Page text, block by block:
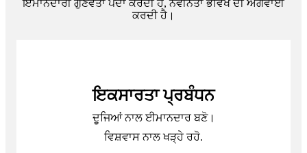
ਇਮਾਨਦਾਰੀ ਗੁਣਵੱਤਾ ਪੈਦਾ ਕਰਦੀ ਹੈ, ਨਵੀਨਤਾ ਭਵਿੱਖ ਦੀ ਅਗਵਾਈ
ਕਰਦੀ ਹੈ।
ਇਕਸਾਰਤਾ ਪ੍ਰਬੰਧਨ
ਦੂਜਿਆਂ ਨਾਲ ਈਮਾਨਦਾਰ ਬਣੋ।
ਵਿਸ਼ਵਾਸ ਨਾਲ ਖੜ੍ਹੇ ਰਹੋ.